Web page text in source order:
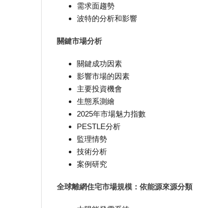
需求面趨勢
波特的分析和影響
關鍵市場分析
關鍵成功因素
影響市場的因素
主要投資機會
生態系測繪
2025年市場魅力指數
PESTLE分析
監理情勢
技術分析
案例研究
全球離網住宅市場規模：依能源來源分類